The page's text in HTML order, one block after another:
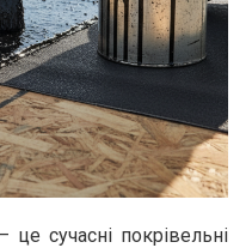
це сучасні покрівельні